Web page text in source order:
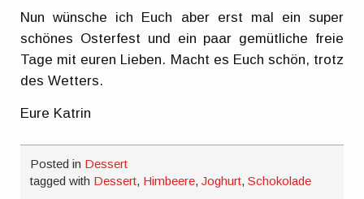
Nun wünsche ich Euch aber erst mal ein super
schönes Osterfest und ein paar gemütliche freie
Tage mit euren Lieben. Macht es Euch schön, trotz
des Wetters.
Eure Katrin
Posted in Dessert
tagged with Dessert, Himbeere,Joghurt,Schokolade